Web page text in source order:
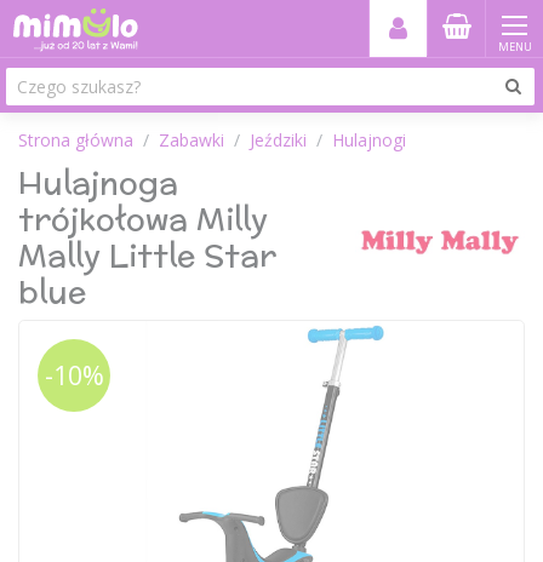
MENU
Strona główna Zabawki Jeździki Hulajnogi
Hulajnoga
trójkołowa Milly
Mally Little Star
blue
-10%